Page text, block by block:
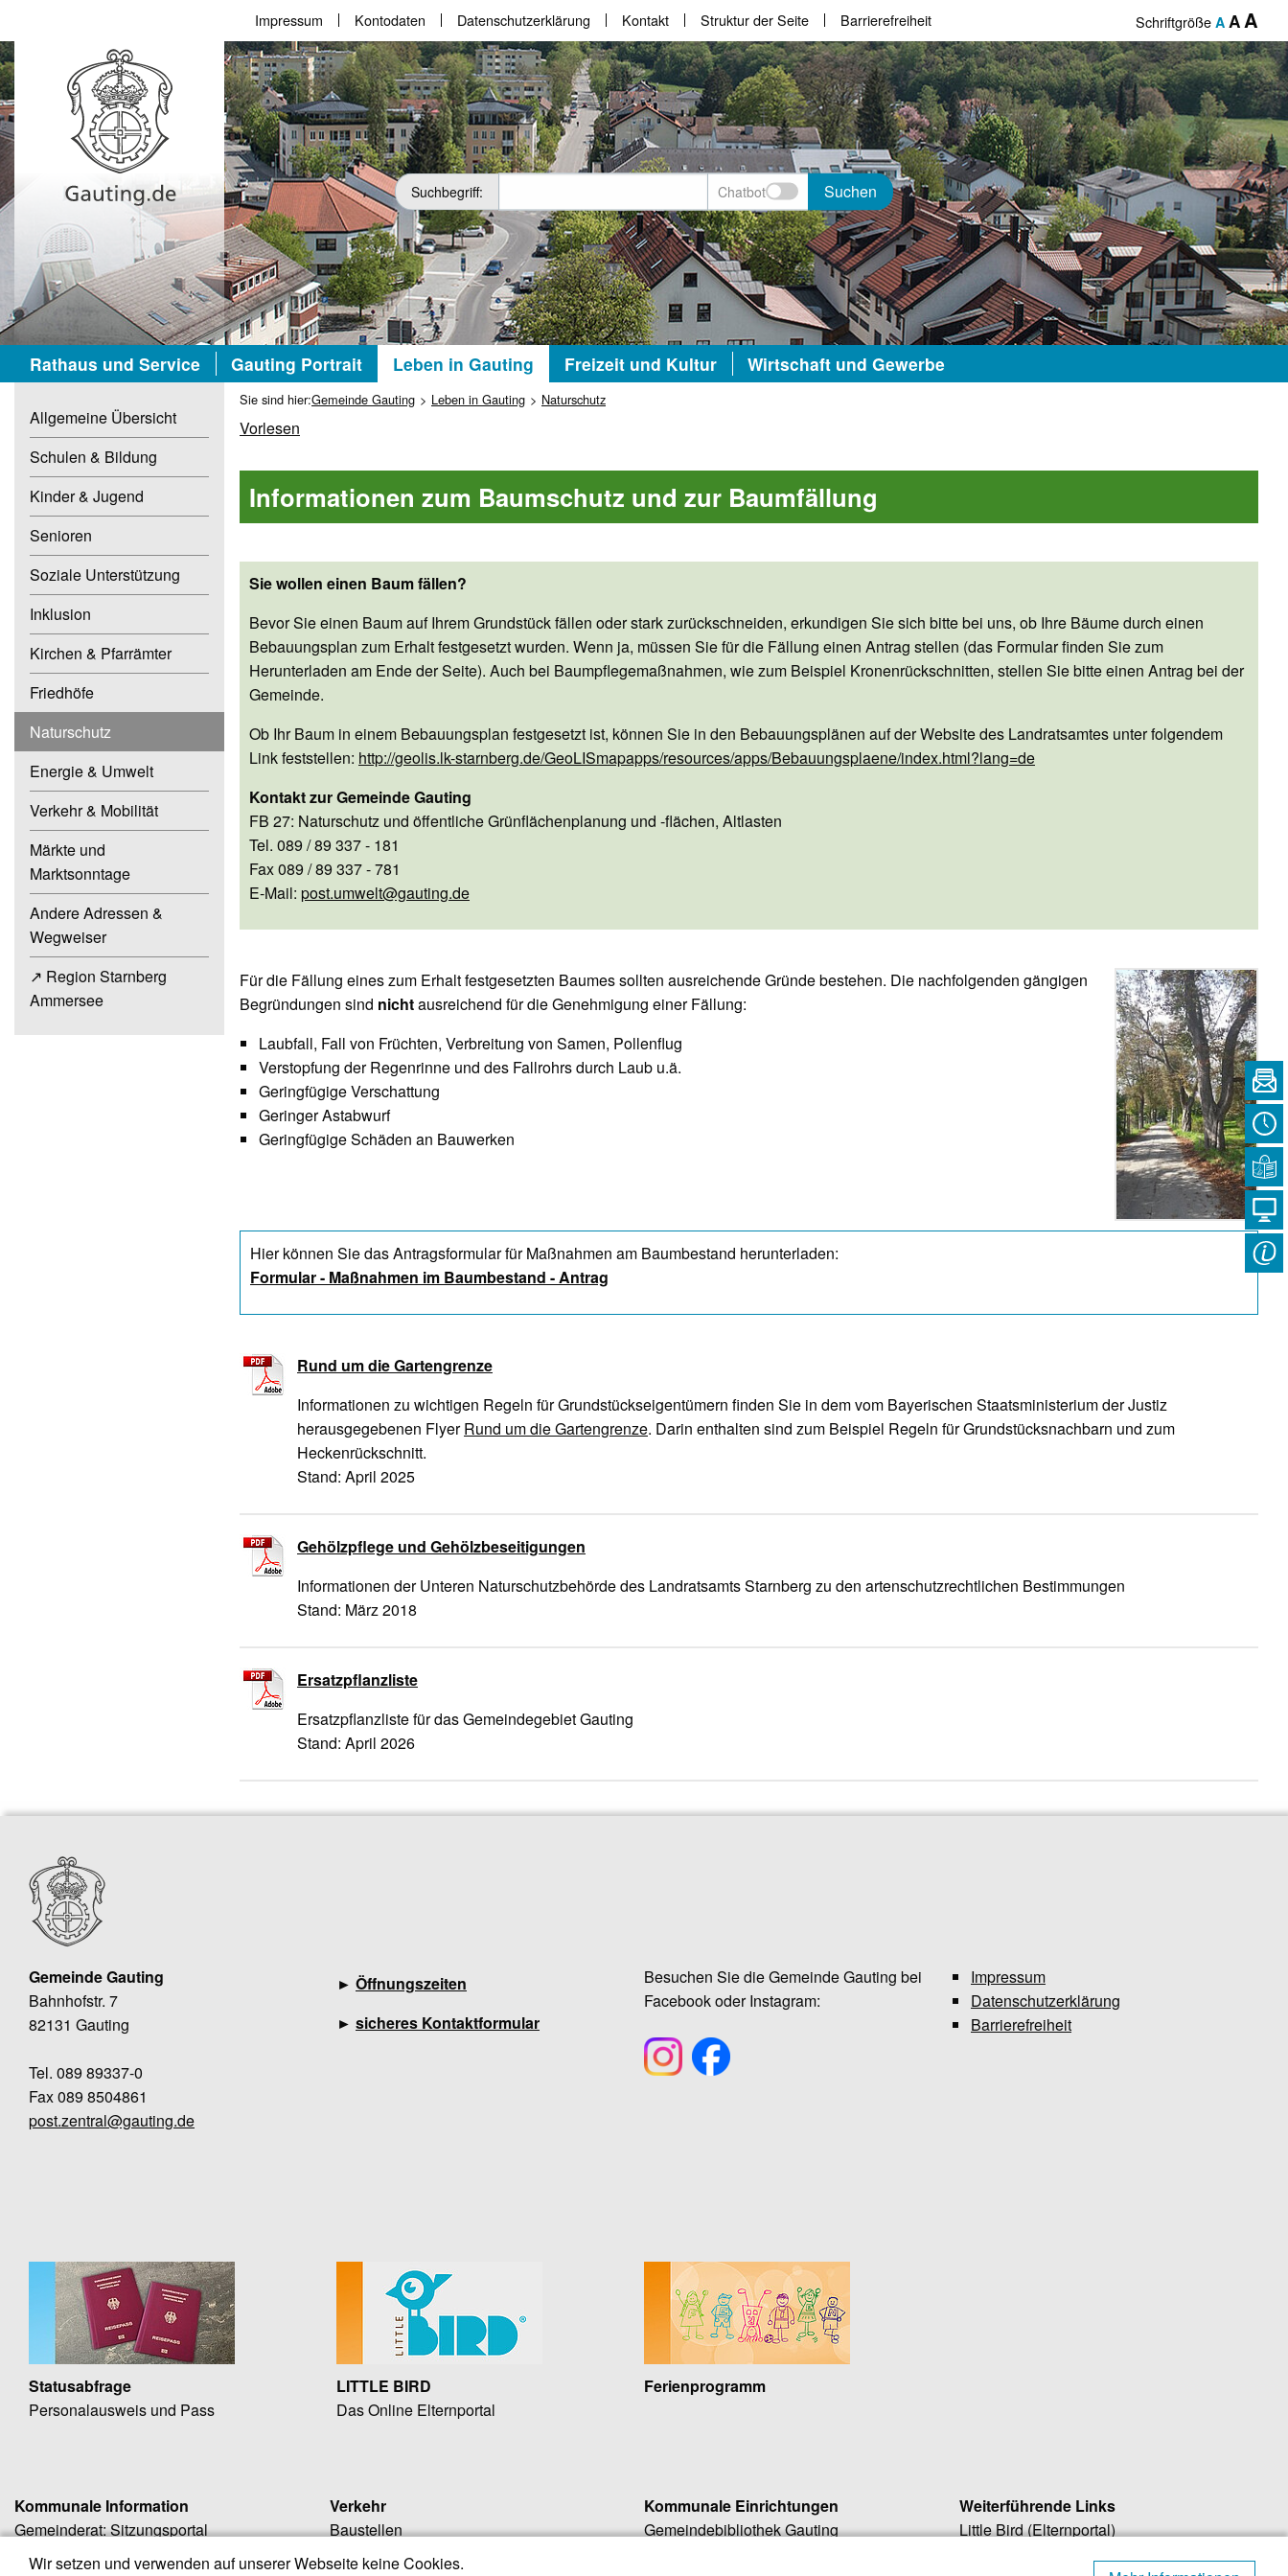
Wir setzen und verwenden auf unserer Webseite keine Cookies.
Impressum Kontodaten Datenschutzerklärung Kontakt Struktur der Seite Barrierefreiheit Schriftgröße A AA
Suchbegriff: Chatbot Suchen
Rathaus und Service Gauting Portrait Leben in Gauting Freizeit und Kultur Wirtschaft und Gewerbe
Allgemeine Übersicht
Schulen & Bildung
Kinder & Jugend
Senioren
Soziale Unterstützung
Inklusion
Kirchen & Pfarrämter
Friedhöfe
Naturschutz
Energie & Umwelt
Verkehr & Mobilität
Märkte und
Marktsonntage
Andere Adressen &
Wegweiser
↗ Region Starnberg
Ammersee
Sie sind hier:Gemeinde Gauting Leben in Gauting Naturschutz
Vorlesen
Informationen zum Baumschutz und zur Baumfällung
Sie wollen einen Baum fällen?
Bevor Sie einen Baum auf Ihrem Grundstück fällen oder stark zurückschneiden, erkundigen Sie sich bitte bei uns, ob Ihre Bäume durch einen
Bebauungsplan zum Erhalt festgesetzt wurden. Wenn ja, müssen Sie für die Fällung einen Antrag stellen (das Formular finden Sie zum
Herunterladen am Ende der Seite). Auch bei Baumpflegemaßnahmen, wie zum Beispiel Kronenrückschnitten, stellen Sie bitte einen Antrag bei der
Gemeinde.
Ob Ihr Baum in einem Bebauungsplan festgesetzt ist, können Sie in den Bebauungsplänen auf der Website des Landratsamtes unter folgendem
Link feststellen: http://geolis.lk-starnberg.de/GeoLISmapapps/resources/apps/Bebauungsplaene/index.html?lang=de
Kontakt zur Gemeinde Gauting
FB 27: Naturschutz und öffentliche Grünflächenplanung und -flächen, Altlasten
Tel. 089 / 89 337 - 181
Fax 089 / 89 337 - 781
E-Mail: post.umwelt@gauting.de
Für die Fällung eines zum Erhalt festgesetzten Baumes sollten ausreichende Gründe bestehen. Die nachfolgenden gängigen
Begründungen sind nichtausreichend für die Genehmigung einer Fällung:
Laubfall, Fall von Früchten, Verbreitung von Samen, Pollenflug
Verstopfung der Regenrinne und des Fallrohrs durch Laub u.ä.
Geringfügige Verschattung
Geringer Astabwurf
Geringfügige Schäden an Bauwerken
Hier können Sie das Antragsformular für Maßnahmen am Baumbestand herunterladen:
Formular - Maßnahmen im Baumbestand - Antrag
Rund um die Gartengrenze
Informationen zu wichtigen Regeln für Grundstückseigentümern finden Sie in dem vom Bayerischen Staatsministerium der Justiz
herausgegebenen FlyerRund um die Gartengrenze. Darin enthalten sind zum Beispiel Regeln für Grundstücksnachbarn und zum
Heckenrückschnitt.
Stand: April 2025
Gehölzpflege und Gehölzbeseitigungen
Informationen der Unteren Naturschutzbehörde des Landratsamts Starnberg zu den artenschutzrechtlichen Bestimmungen
Stand: März 2018
Ersatzpflanzliste
Ersatzpflanzliste für das Gemeindegebiet Gauting
Stand: April 2026
Gemeinde Gauting
Bahnhofstr. 7
82131 Gauting
Tel. 089 89337-0
Fax 089 8504861
post.zentral@gauting.de
► Öffnungszeiten
► sicheres Kontaktformular
Besuchen Sie die Gemeinde Gauting bei
Facebook oder Instagram:
Impressum
Datenschutzerklärung
Barrierefreiheit
Statusabfrage
Personalausweis und Pass
LITTLE BIRD
Das Online Elternportal
Ferienprogramm
Kommunale Information
Gemeinderat: Sitzungsportal
Amtsblatt
Verkehr
Baustellen
Öffentliche Verkehrsmittel
Kommunale Einrichtungen
Gemeindebibliothek Gauting
Weiterführende Links
Little Bird (Elternportal)